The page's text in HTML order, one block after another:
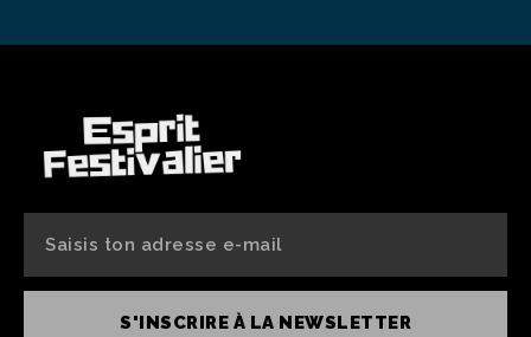
S'INSCRIRE À LA NEWSLETTER